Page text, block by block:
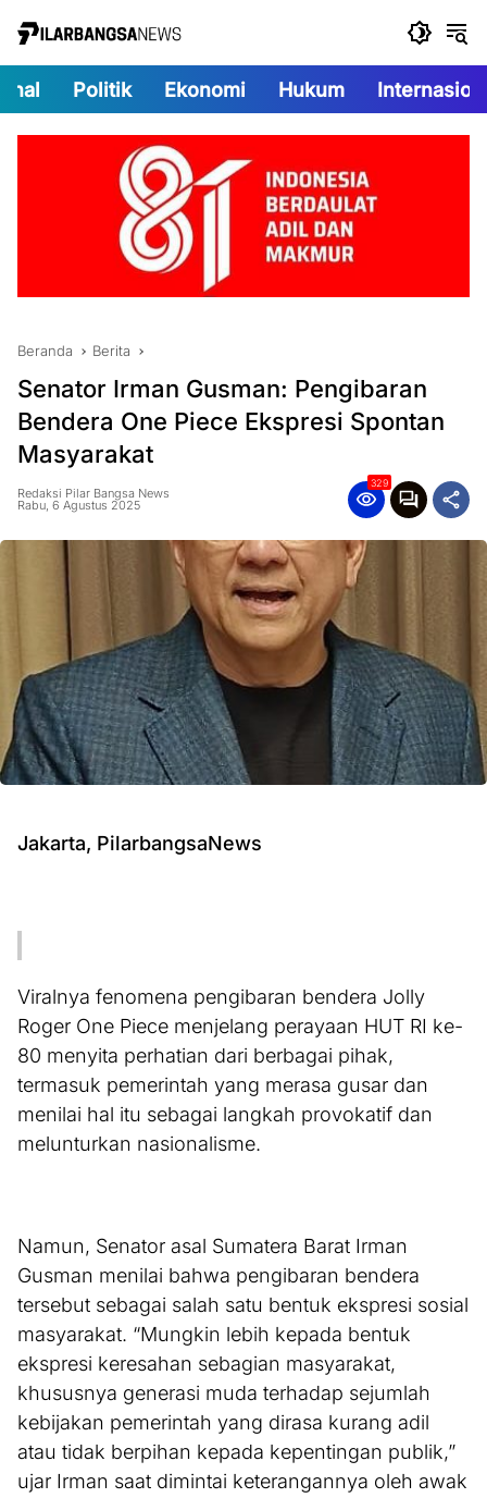
Politik Ekonomi Hukum
Beranda Berita
Senator Irman Gusman: Pengibaran
Bendera One Piece Ekspresi Spontan
Masyarakat
Redaksi Pilar Bangsa News
Rabu, 6 Agustus 2025
329
Jakarta, PilarbangsaNews
Viralnya fenomena pengibaran bendera Jolly
Roger One Piece menjelang perayaan HUT RI ke-
80 menyita perhatian dari berbagai pihak,
termasuk pemerintah yang merasa gusar dan
menilai hal itu sebagai langkah provokatif dan
melunturkan nasionalisme.
Namun, Senator asal Sumatera Barat Irman
Gusman menilai bahwa pengibaran bendera
tersebut sebagai salah satu bentuk ekspresi sosial
masyarakat. “Mungkin lebih kepada bentuk
ekspresi keresahan sebagian masyarakat,
khususnya generasi muda terhadap sejumlah
kebijakan pemerintah yang dirasa kurang adil
atau tidak berpihan kepada kepentingan publik,”
ujar Irman saat dimintai keterangannya oleh awak